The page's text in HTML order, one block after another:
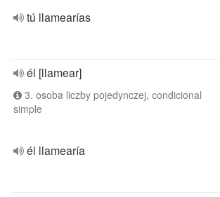
tú llamearías
él [llamear]
3. osoba liczby pojedynczej, condicional
simple
él llamearía